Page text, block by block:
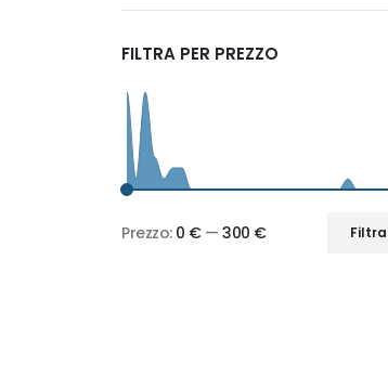
FILTRA PER PREZZO
Filtra
Prezzo: 0 €—300 €